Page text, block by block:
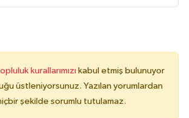
kurallarımızı kabul etmiş bulunuyor
üstleniyorsunuz. Yazılan yorumlardan
şekilde sorumlu tutulamaz.